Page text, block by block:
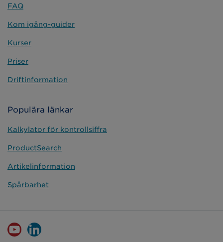
FAQ
Kom igång-guider
Kurser
Priser
Driftinformation
Populära länkar
Kalkylator för kontrollsiffra
ProductSearch
Artikelinformation
Spårbarhet